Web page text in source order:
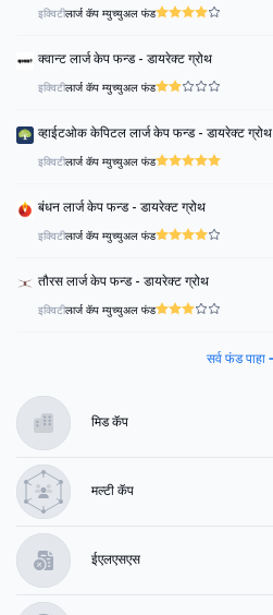
इक्विटीलार्ज कॅप म्युच्युअल फंड
क्वान्ट लार्ज केप फन्ड - डायरेक्ट ग्रोथ
इक्विटीलार्ज कॅप म्युच्युअल फंड
व्हाईटओक केपिटल लार्ज केप फन्ड - डायरेक्ट ग्रोथ
इक्विटीलार्ज कॅप म्युच्युअल फंड
बंधन लार्ज केप फन्ड - डायरेक्ट ग्रोथ
इक्विटीलार्ज कॅप म्युच्युअल फंड
तौरस लार्ज केप फन्ड - डायरेक्ट ग्रोथ
इक्विटीलार्ज कॅप म्युच्युअल फंड
सर्व फंड पाहा
मिड कॅप
मल्टी कॅप
ईएलएसएस